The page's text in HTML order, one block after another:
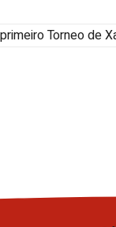
Torneo de